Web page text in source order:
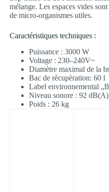
mélange. Les espaces vides
de micro-organismes utiles.
Caractéristiques techniques :
Puissance : 3000 W
Voltage : 230–240V~
Diamètre maximal de la
Bac de rècupèration: 60 l
Label environnemental
Niveau sonore : 92 dB(A)
Poids : 26 kg